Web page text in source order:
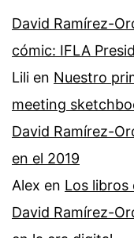
David Ramírez-
cómic: IFLA
Lili en Nuestro
meeting
David Ramírez-
en el 2019
Alex en Los libros
David Ramírez-